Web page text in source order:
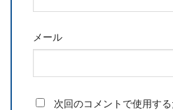
メール
次回のコメントで使用す